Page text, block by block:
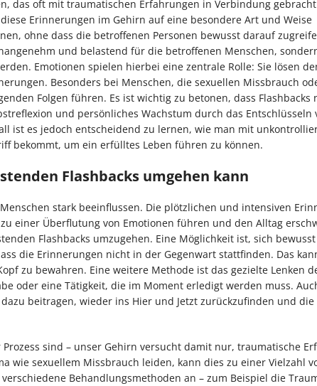
das oft mit traumatischen Erfahrungen in Verbindung
Erinnerungen im Gehirn auf eine besondere Art und Weise
ohne dass die betroffenen Personen bewusst darauf
und belastend für die betroffenen Menschen,
Emotionen spielen hierbei eine zentrale Rolle: Sie lösen
Besonders bei Menschen, die sexuellen Missbrauch
Folgen führen. Es ist wichtig zu betonen, dass Flashbacks
und persönliches Wachstum durch das Entschlüsseln
ist es jedoch entscheidend zu lernen, wie man mit
bekommt, um ein erfülltes Leben führen zu können.
Flashbacks umgehen kann
stark beeinflussen. Die plötzlichen und intensiven
einer Überflutung von Emotionen führen und den Alltag
Flashbacks umzugehen. Eine Möglichkeit ist, sich
die Erinnerungen nicht in der Gegenwart stattfinden. Das
zu bewahren. Eine weitere Methode ist das gezielte Lenken
oder eine Tätigkeit, die im Moment erledigt werden muss.
beitragen, wieder ins Hier und Jetzt zurückzufinden und
sind – unser Gehirn versucht damit nur, traumatische
wie sexuellem Missbrauch leiden, kann dies zu einer Vielzahl
Behandlungsmethoden an – zum Beispiel die